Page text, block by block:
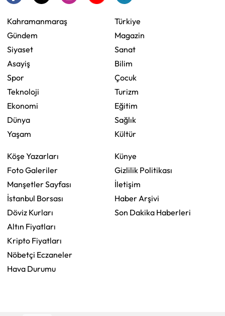
Kahramanmaraş
Gündem
Siyaset
Asayiş
Spor
Teknoloji
Ekonomi
Dünya
Yaşam
Türkiye
Magazin
Sanat
Bilim
Çocuk
Turizm
Eğitim
Sağlık
Kültür
Köşe Yazarları
Foto Galeriler
Manşetler Sayfası
İstanbul Borsası
Döviz Kurları
Altın Fiyatları
Kripto Fiyatları
Nöbetçi Eczaneler
Hava Durumu
Künye
Gizlilik Politikası
İletişim
Haber Arşivi
Son Dakika Haberleri